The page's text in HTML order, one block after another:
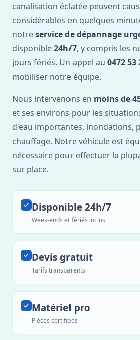
canalisation éclatée peuvent
considérables en quelques
notreservice de dépannage
disponible24h/7, y compris les
jours fériés. Un appel au 0472 53
mobiliser notre équipe.
Nous intervenons en moins de
et ses environs pour les
d'eau importantes, inondations,
chauffage. Notre véhicule est
nécessaire pour effectuer la
sur place.
Disponible 24h/7
Week-ends et fériés inclus
Devis gratuit
Tarifs transparents
Matériel pro
Pièces certifiées